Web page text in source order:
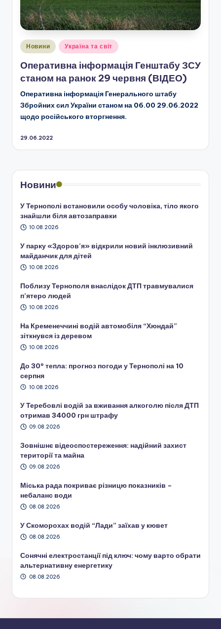
Опубліковано
Новини Україна та світ
Оперативна інформація Генштабу ЗСУ
станом на ранок 29 червня (ВІДЕО)
Оперативна інформація Генерального штабу
Збройних сил України станом на 06.00 29.06.2022
щодо російського вторгнення.
29.06.2022
Новини
У Тернополі встановили особу чоловіка, тіло якого
знайшли біля автозаправки
10.08.2026
У парку «Здоров’я» відкрили новий інклюзивний
майданчик для дітей
10.08.2026
Поблизу Тернополя внаслідок ДТП травмувалися
п’ятеро людей
10.08.2026
На Кременеччині водій автомобіля “Хюндай”
зіткнувся із деревом
10.08.2026
До 30° тепла: прогноз погоди у Тернополі на 10
серпня
10.08.2026
У Теребовлі водій за вживання алкоголю після ДТП
отримав 34000 грн штрафу
09.08.2026
Зовнішнє відеоспостереження: надійний захист
території та майна
09.08.2026
Міська рада покриває різницю показників –
небаланс води
08.08.2026
У Скоморохах водій “Лади” заїхав у кювет
08.08.2026
Сонячні електростанції під ключ: чому варто обрати
альтернативну енергетику
08.08.2026